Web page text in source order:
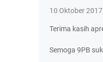
10 Oktober
Terima kasih
Semoga 9PB